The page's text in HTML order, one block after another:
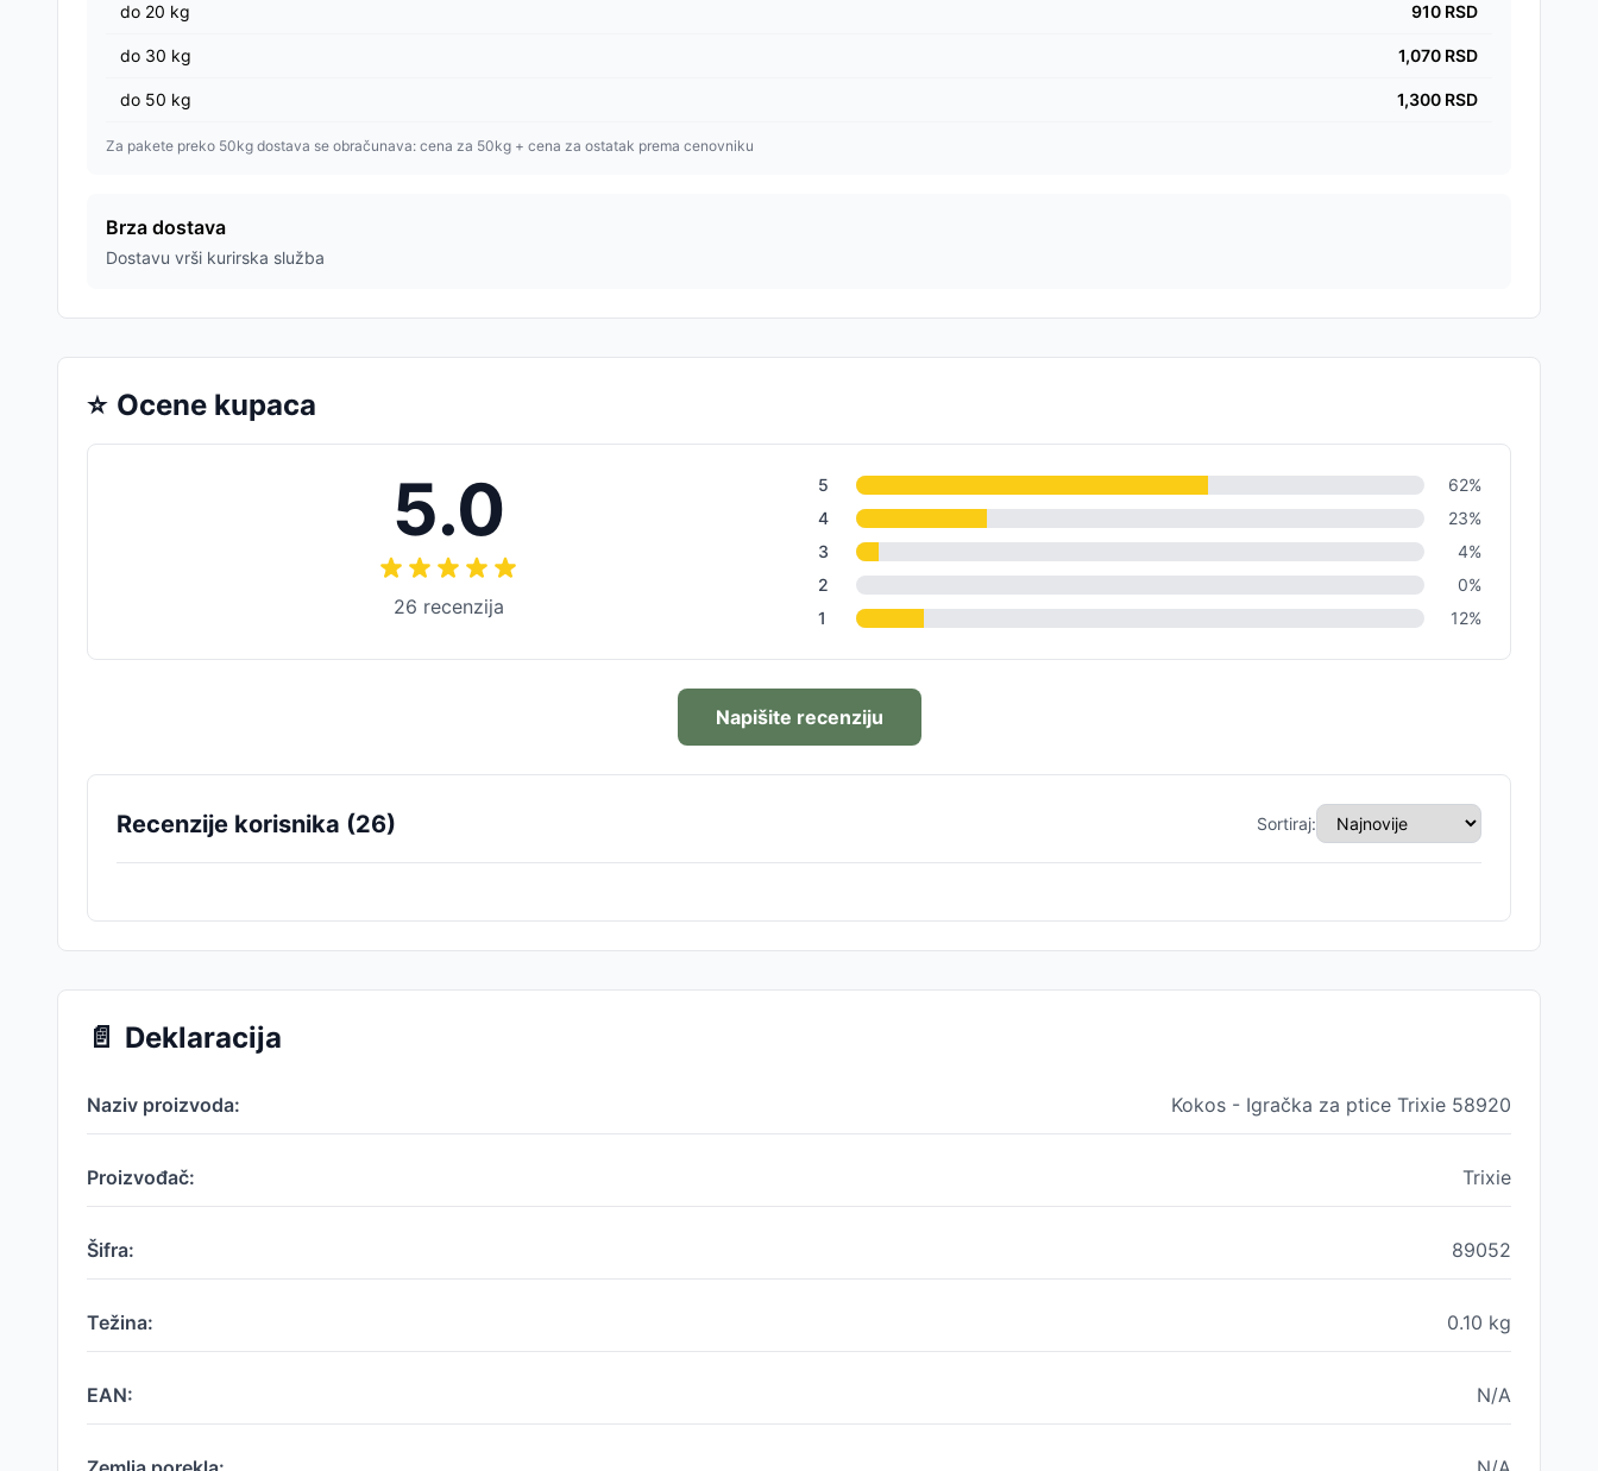
do 20 kg 910 RSD
do 30 kg 1,070 RSD
do 50 kg 1,300 RSD
Za pakete preko 50kg dostava se obračunava: cena za 50kg + cena za ostatak prema cenovniku
Brza dostava
Dostavu vrši kurirska služba
⭐ Ocene kupaca
5.0
26 recenzija
5 62%
4
23%
3
4%
2
0%
1
12%
Napišite recenziju
Recenzije korisnika (26) Sortiraj:
📄 Deklaracija
Naziv proizvoda: Kokos - Igračka za ptice Trixie 58920
Proizvođač: Trixie
Šifra: 89052
Težina: 0.10 kg
EAN: N/A